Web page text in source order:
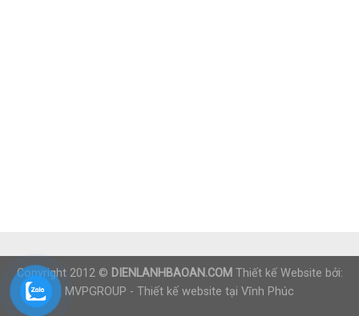
Copyright 2012 © DIENLANHBAOAN.COM Thiết kế Website bởi:
MVPGROUP - Thiết kế website tại Vĩnh Phúc